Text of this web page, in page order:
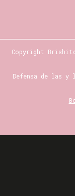
Copyright
Defensa de las y